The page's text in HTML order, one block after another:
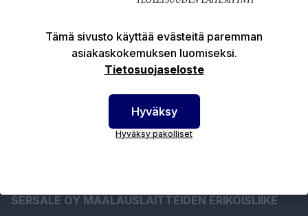
Tuotekuvaus
Tekniset edut
SERSALE OY MAALAUSLAITTEIDEN ERIKOISLIIKE
Tämä sivusto käyttää evästeitä paremman
asiakaskokemuksen luomiseksi.
Tietosuojaseloste
Hyväksy
Hyväksy pakolliset